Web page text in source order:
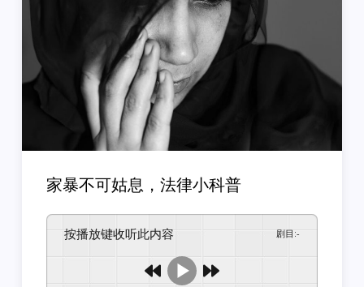
家暴不可姑息，法律小科普
按播放键收听此内容 剧目 :-